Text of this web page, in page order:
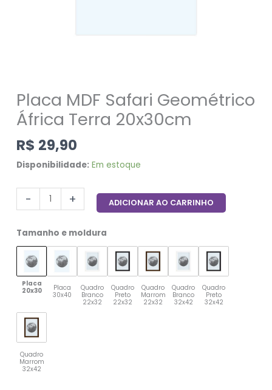
Placa MDF Safari Geométrico
África Terra 20x30cm
R$ 29,90
Disponibilidade: Em estoque
- + ADICIONAR AO CARRINHO
Tamanho e moldura
Placa
20x30
Placa
30x40
Quadro
Branco
22x32
Quadro
Preto
22x32
Quadro
Marrom
22x32
Quadro
Branco
32x42
Quadro
Preto
32x42
Quadro
Marrom
32x42